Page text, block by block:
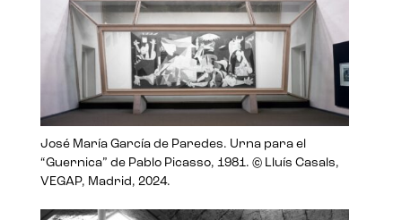
José María García de Paredes. Urna para el
“Guernica” de Pablo Picasso, 1981. © Lluís Casals,
VEGAP, Madrid, 2024.